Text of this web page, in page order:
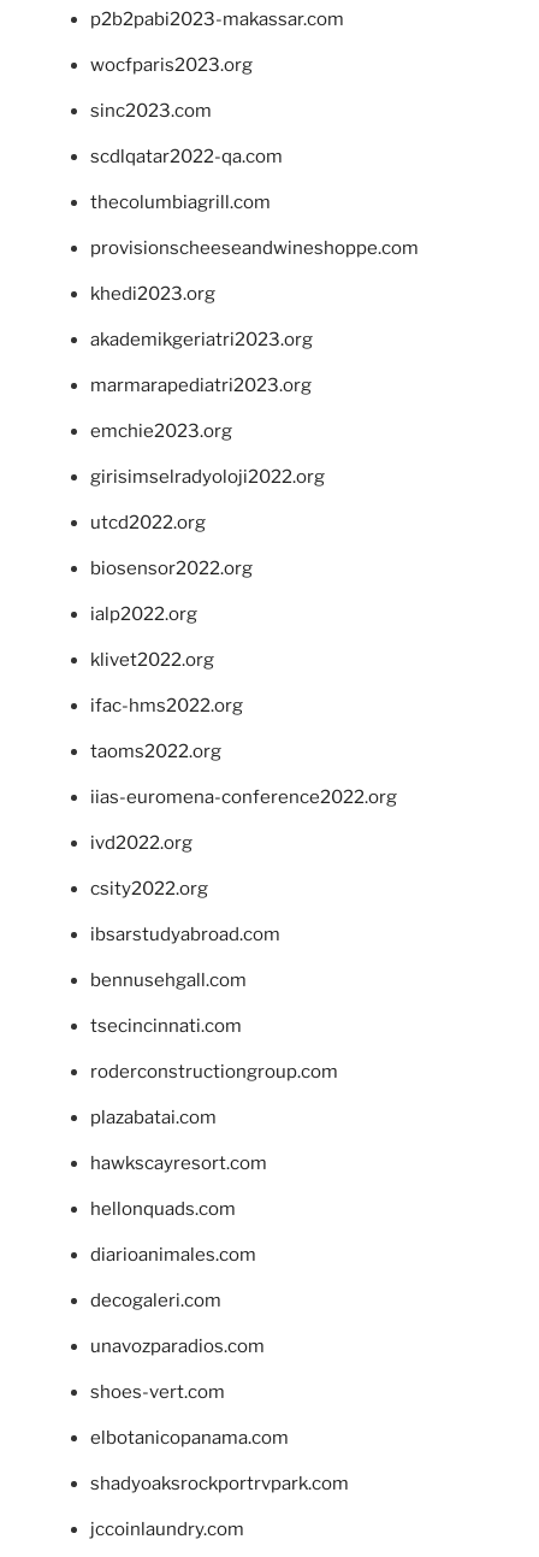
p2b2pabi2023-makassar.com
wocfparis2023.org
sinc2023.com
scdlqatar2022-qa.com
thecolumbiagrill.com
provisionscheeseandwineshoppe.com
khedi2023.org
akademikgeriatri2023.org
marmarapediatri2023.org
emchie2023.org
girisimselradyoloji2022.org
utcd2022.org
biosensor2022.org
ialp2022.org
klivet2022.org
ifac-hms2022.org
taoms2022.org
iias-euromena-conference2022.org
ivd2022.org
csity2022.org
ibsarstudyabroad.com
bennusehgall.com
tsecincinnati.com
roderconstructiongroup.com
plazabatai.com
hawkscayresort.com
hellonquads.com
diarioanimales.com
decogaleri.com
unavozparadios.com
shoes-vert.com
elbotanicopanama.com
shadyoaksrockportrvpark.com
jccoinlaundry.com